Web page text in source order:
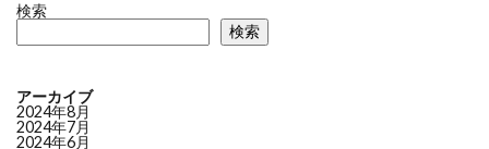
検索
検索
アーカイブ
2024年8月
2024年7月
2024年6月